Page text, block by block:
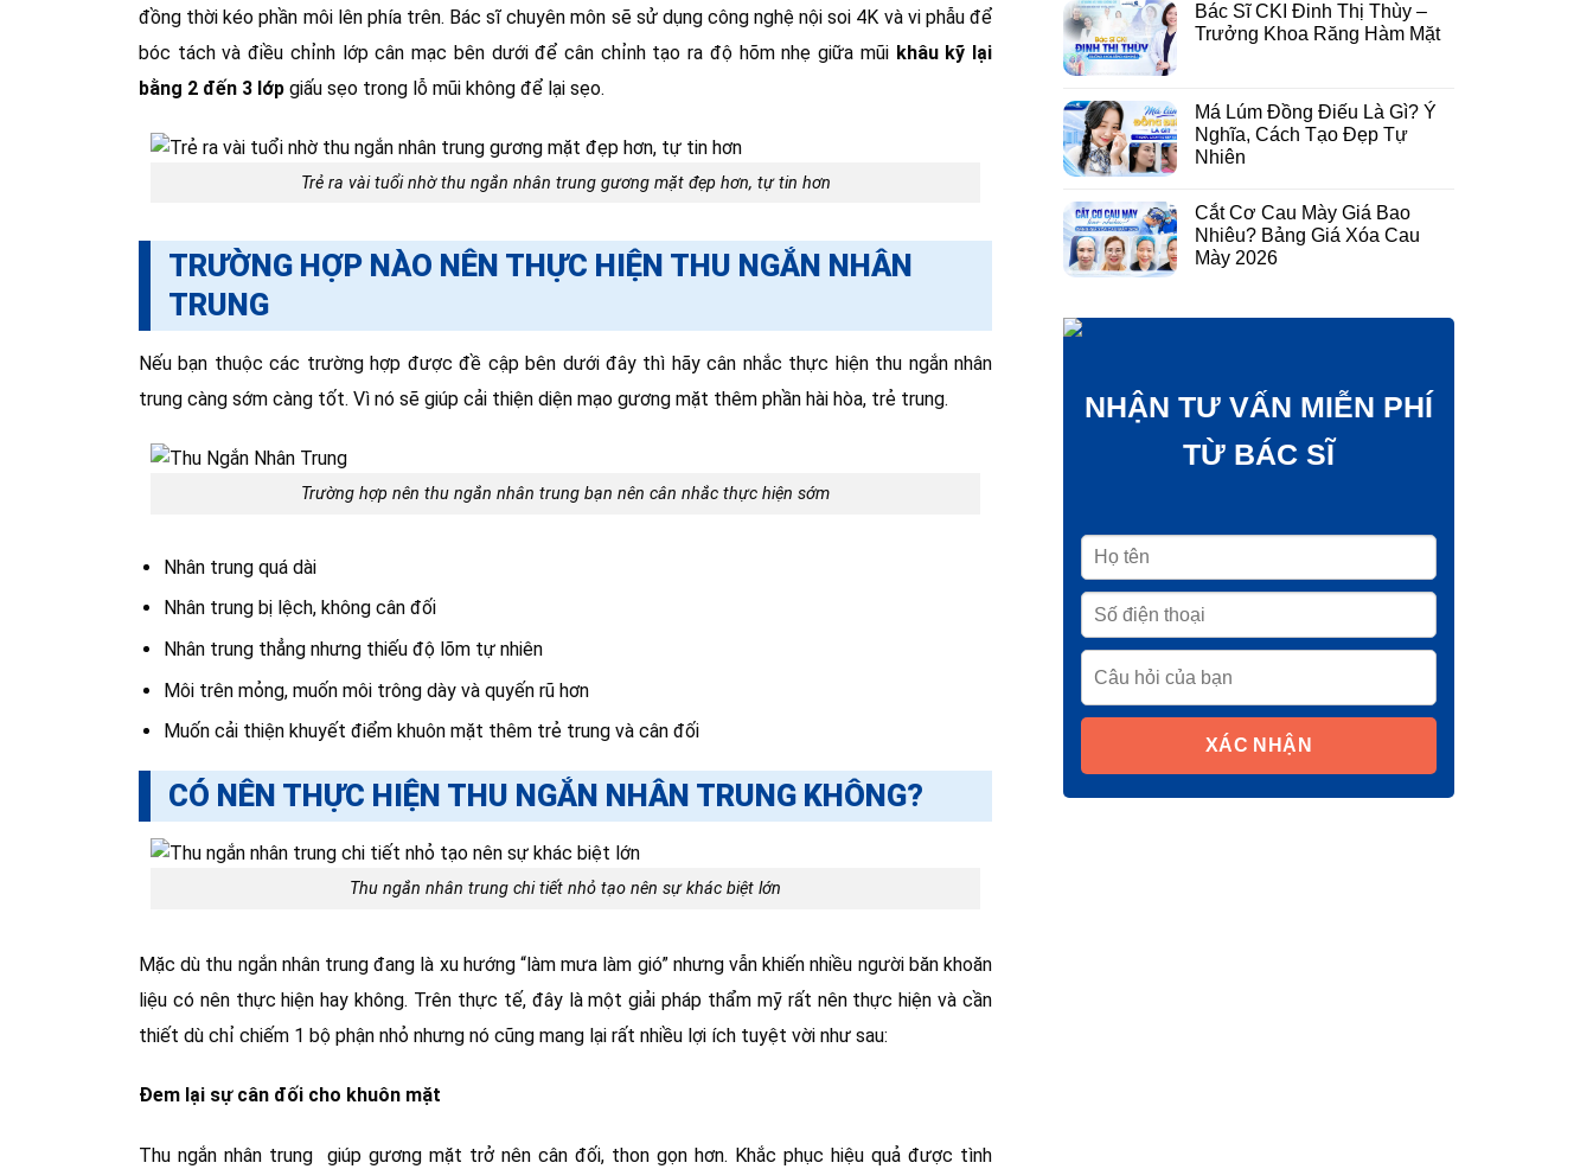
đồng thời kéo phần môi lên phía trên. Bác sĩ chuyên môn sẽ sử dụng công nghệ nội soi 4K và vi phẫu để
bóc tách và điều chỉnh lớp cân mạc bên dưới để cân chỉnh tạo ra độ hõm nhẹ giữa mũi khâu kỹ lại
bằng 2 đến 3 lớp giấu sẹo trong lỗ mũi không để lại sẹo.
Trẻ ra vài tuổi nhờ thu ngắn nhân trung gương mặt đẹp hơn, tự tin hơn
TRƯỜNG HỢP NÀO NÊN THỰC HIỆN THU NGẮN NHÂN
TRUNG
Nếu bạn thuộc các trường hợp được đề cập bên dưới đây thì hãy cân nhắc thực hiện thu ngắn nhân
trung càng sớm càng tốt. Vì nó sẽ giúp cải thiện diện mạo gương mặt thêm phần hài hòa, trẻ trung.
Trường hợp nên thu ngắn nhân trung bạn nên cân nhắc thực hiện sớm
Nhân trung quá dài
Nhân trung bị lệch, không cân đối
Nhân trung thẳng nhưng thiếu độ lõm tự nhiên
Môi trên mỏng, muốn môi trông dày và quyến rũ hơn
Muốn cải thiện khuyết điểm khuôn mặt thêm trẻ trung và cân đối
CÓ NÊN THỰC HIỆN THU NGẮN NHÂN TRUNG KHÔNG?
Thu ngắn nhân trung chi tiết nhỏ tạo nên sự khác biệt lớn
Mặc dù thu ngắn nhân trung đang là xu hướng “làm mưa làm gió” nhưng vẫn khiến nhiều người băn khoăn
liệu có nên thực hiện hay không. Trên thực tế, đây là một giải pháp thẩm mỹ rất nên thực hiện và cần
thiết dù chỉ chiếm 1 bộ phận nhỏ nhưng nó cũng mang lại rất nhiều lợi ích tuyệt vời như sau:
Đem lại sự cân đối cho khuôn mặt
Thu ngắn nhân trung giúp gương mặt trở nên cân đối, thon gọn hơn. Khắc phục hiệu quả được tình
Bác Sĩ CKI Đinh Thị Thùy –
Trưởng Khoa Răng Hàm Mặt
Má Lúm Đồng Điếu Là Gì? Ý
Nghĩa, Cách Tạo Đẹp Tự
Nhiên
Cắt Cơ Cau Mày Giá Bao
Nhiêu? Bảng Giá Xóa Cau
Mày 2026
NHẬN TƯ VẤN MIỄN PHÍ
TỪ BÁC SĨ
XÁC NHẬN